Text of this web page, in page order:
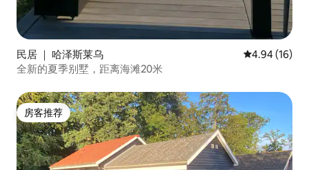
民居 ｜ 哈泽斯莱乌 平均评分
4.94 (16)
全新的夏季别墅，距离海滩20米
房客推荐
房客推荐